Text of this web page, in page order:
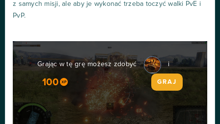
z samych misji, ale aby je wykonać trzeba toczyć walki PvE i
PvP.
Grając w tę grę możesz zdobyć i
100 GRAJ